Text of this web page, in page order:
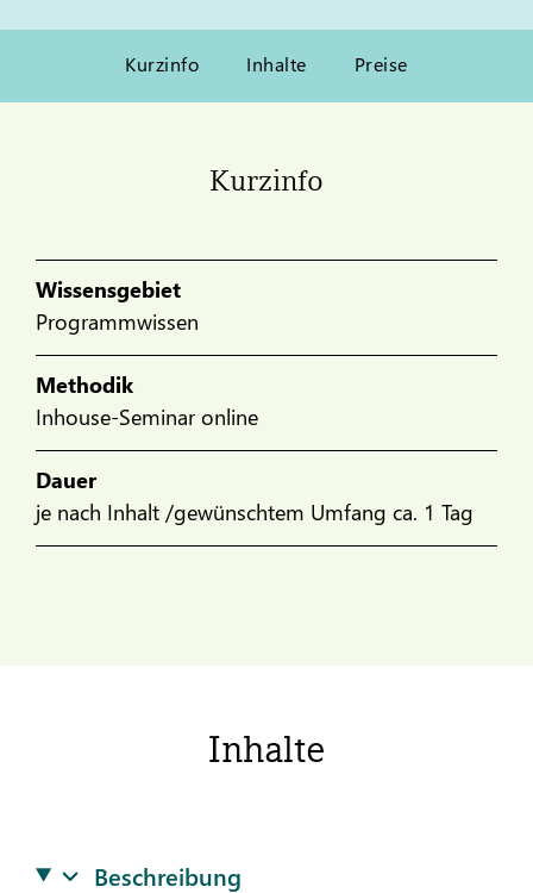
Kurzinfo Inhalte Preise
Kurzinfo
Wissensgebiet
Programmwissen
Methodik
Inhouse-Seminar online
Dauer
je nach Inhalt /gewünschtem Umfang ca. 1 Tag
Inhalte
Beschreibung